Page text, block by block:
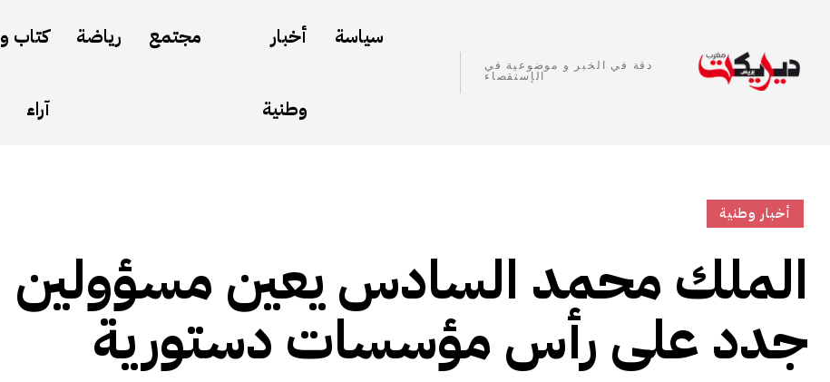
دقة في الخبر و موضوعية في
الإستقصاء
سياسة أخبار
وطنية
مجتمع رياضة كتاب و
آراء
أخبار وطنية
الملك محمد السادس يعين مسؤولين
جدد على رأس مؤسسات دستورية